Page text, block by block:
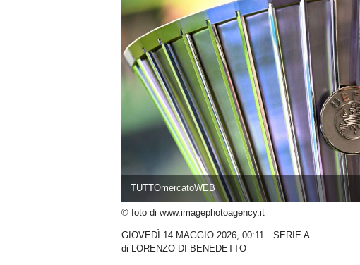
TUTTOmercatoWEB
© foto di www.imagephotoagency.it
GIOVEDÌ 14 MAGGIO 2026, 00:11
SERIE A
di LORENZO DI BENEDETTO